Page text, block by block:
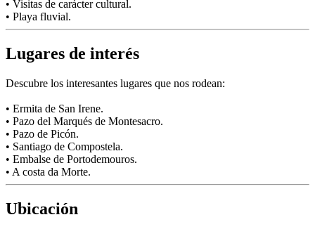
• Visitas de carácter cultural.
• Playa fluvial.
Lugares de interés
Descubre los interesantes lugares que nos rodean:
• Ermita de San Irene.
• Pazo del Marqués de Montesacro.
• Pazo de Picón.
• Santiago de Compostela.
• Embalse de Portodemouros.
• A costa da Morte.
Ubicación